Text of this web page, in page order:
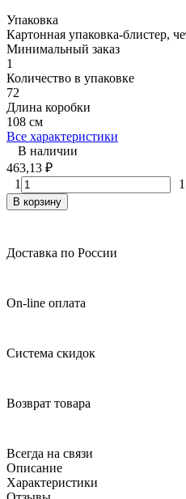
Упаковка
Картонная упаковка-блистер,
Минимальный заказ
1
Количество в упаковке
72
Длина коробки
108 см
Все характеристики
В наличии
463,13 ₽
1
1
В корзину
Доставка по России
On-line оплата
Система скидок
Возврат товара
Всегда на связи
Описание
Характеристики